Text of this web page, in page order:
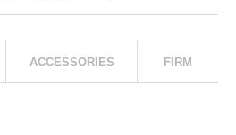
ACCESSORIES FIRM